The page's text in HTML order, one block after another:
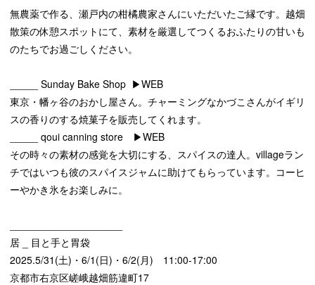
無農薬で作る、瀬戸内の柑橘農家さんにいただいたご縁です。越畑
散策の休憩スポットにて、素材を厳選してつくるおふたりの甘いも
のたちでお過ごしください。
_____ Sunday Bake Shop ▶︎WEB
東京・幡ヶ谷のおかし屋さん。チャーミングなかづこさんがイギリ
スの香りのする焼菓子を販売してくれます。
_____ qoui canning store ▶︎WEB
その時々の素材の感覚を大切にする、スパイスの達人。villageラン
チではいつも彼のスパイスジャムに助けてもらっています。コーヒ
ーやかき氷をお楽しみに。
居 _ 目と手と胃袋
2025.5/31(土)・6/1(日)・6/2(月) 11:00-17:00
京都市右京区嵯峨越畑筋違町17